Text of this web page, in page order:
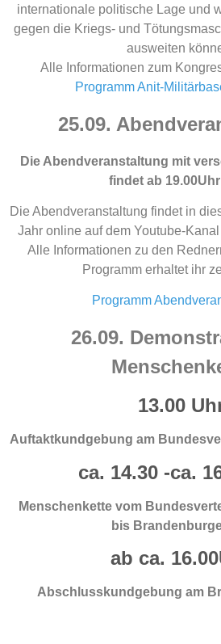
internationale politische Lage und
gegen die Kriegs- und
ausweiten
Alle Informationen zum
Programm Anit-
25.09.
Die Abendveranstaltung mit
findet ab
Die Abendveranstaltung findet in
Jahr online auf dem Youtube-
Alle Informationen zu den
Programm erhaltet ihr
Programm
26.09.
13.00
Auftaktkundgebung am
ca. 14.30 -ca.
Menschenkette vom
bis
ab ca.
Abschlusskundgebung am